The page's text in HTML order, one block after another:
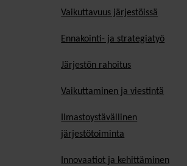
Vaikuttavuus järjestöissä
Ennakointi- ja strategiatyö
Järjestön rahoitus
Vaikuttaminen ja viestintä
Ilmastoystävällinen
järjestötoiminta
Innovaatiot ja kehittäminen